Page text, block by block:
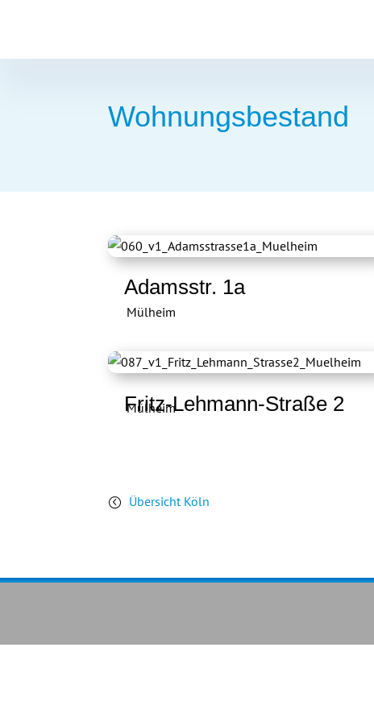
Wohnungsbestand
Adamsstr. 1a
Mülheim
Fritz-Lehmann-Straße 2
Mülheim
< Übersicht Köln